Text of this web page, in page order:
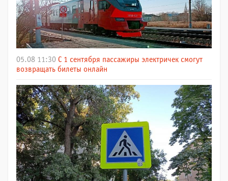
05.08 11:30 С 1 сентября пассажиры электричек смогут
возвращать билеты онлайн